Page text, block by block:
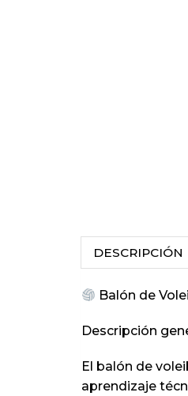
DESCRIPCIÓN
Balón de
Descripción
El balón de
aprendizaje